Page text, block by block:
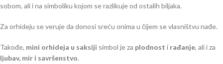
sobom, ali i na simboliku kojom se razlikuje od ostalih biljaka.
Za orhideju se veruje da donosi sreću onima u čijem se vlasništvu nađe.
Takođe, mini orhideja u saksiji simbol je za plodnost i rađanje, ali i za
ljubav, mir i savršenstvo.